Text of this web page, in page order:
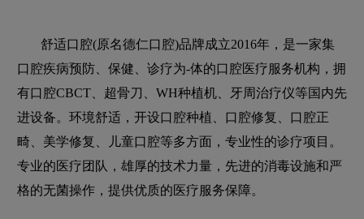
舒适口腔(原名德仁口腔)品牌成立2016年，是一家集
口腔疾病预防、保健、诊疗为-体的口腔医疗服务机构，拥
有口腔CBCT、超骨刀、WH种植机、牙周治疗仪等国内先
进设备。环境舒适，开设口腔种植、口腔修复、口腔正
畸、美学修复、儿童口腔等多方面，专业性的诊疗项目。
专业的医疗团队，雄厚的技术力量，先进的消毒设施和严
格的无菌操作，提供优质的医疗服务保障。